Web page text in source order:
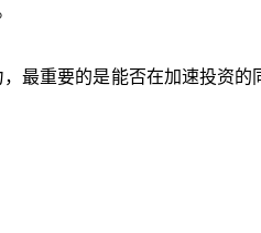
最重要的是能否在加速投资的